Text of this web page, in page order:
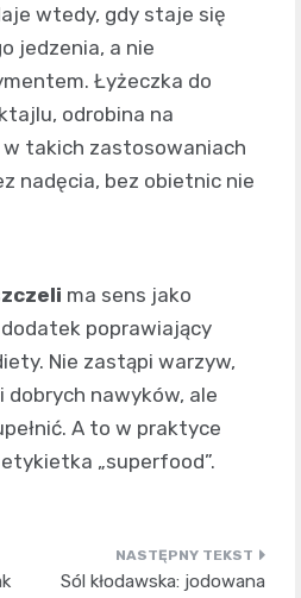
wtedy, gdy staje się
jedzenia, a nie
Łyżeczka do
odrobina na
w takich zastosowaniach
nadęcia, bez obietnic nie
ma sens jako
poprawiający
Nie zastąpi warzyw,
dobrych nawyków, ale
A to w praktyce
„superfood”.
Sól kłodawska: jodowana